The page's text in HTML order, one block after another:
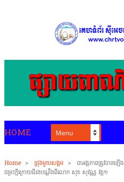
HOME
Home > ជ្រុងមួយសង្គម >
៣អង្គភាពត្រូវបានឡ
ជម្រះក្តីក្រោយពីរងបណ្តឹងពីលោក សុខ សុវណ្ណ វគ្គ១